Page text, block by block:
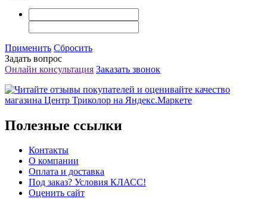
Применить Сбросить
Задать вопрос
Онлайн консультация Заказать звонок
Полезные ссылки
Контакты
О компании
Оплата и доставка
Под заказ? Условия КЛАСС!
Оценить сайт